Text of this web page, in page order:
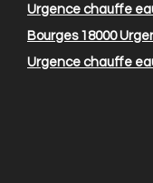
Urgence chauffe
Bourges 18000
Urgence chauffe